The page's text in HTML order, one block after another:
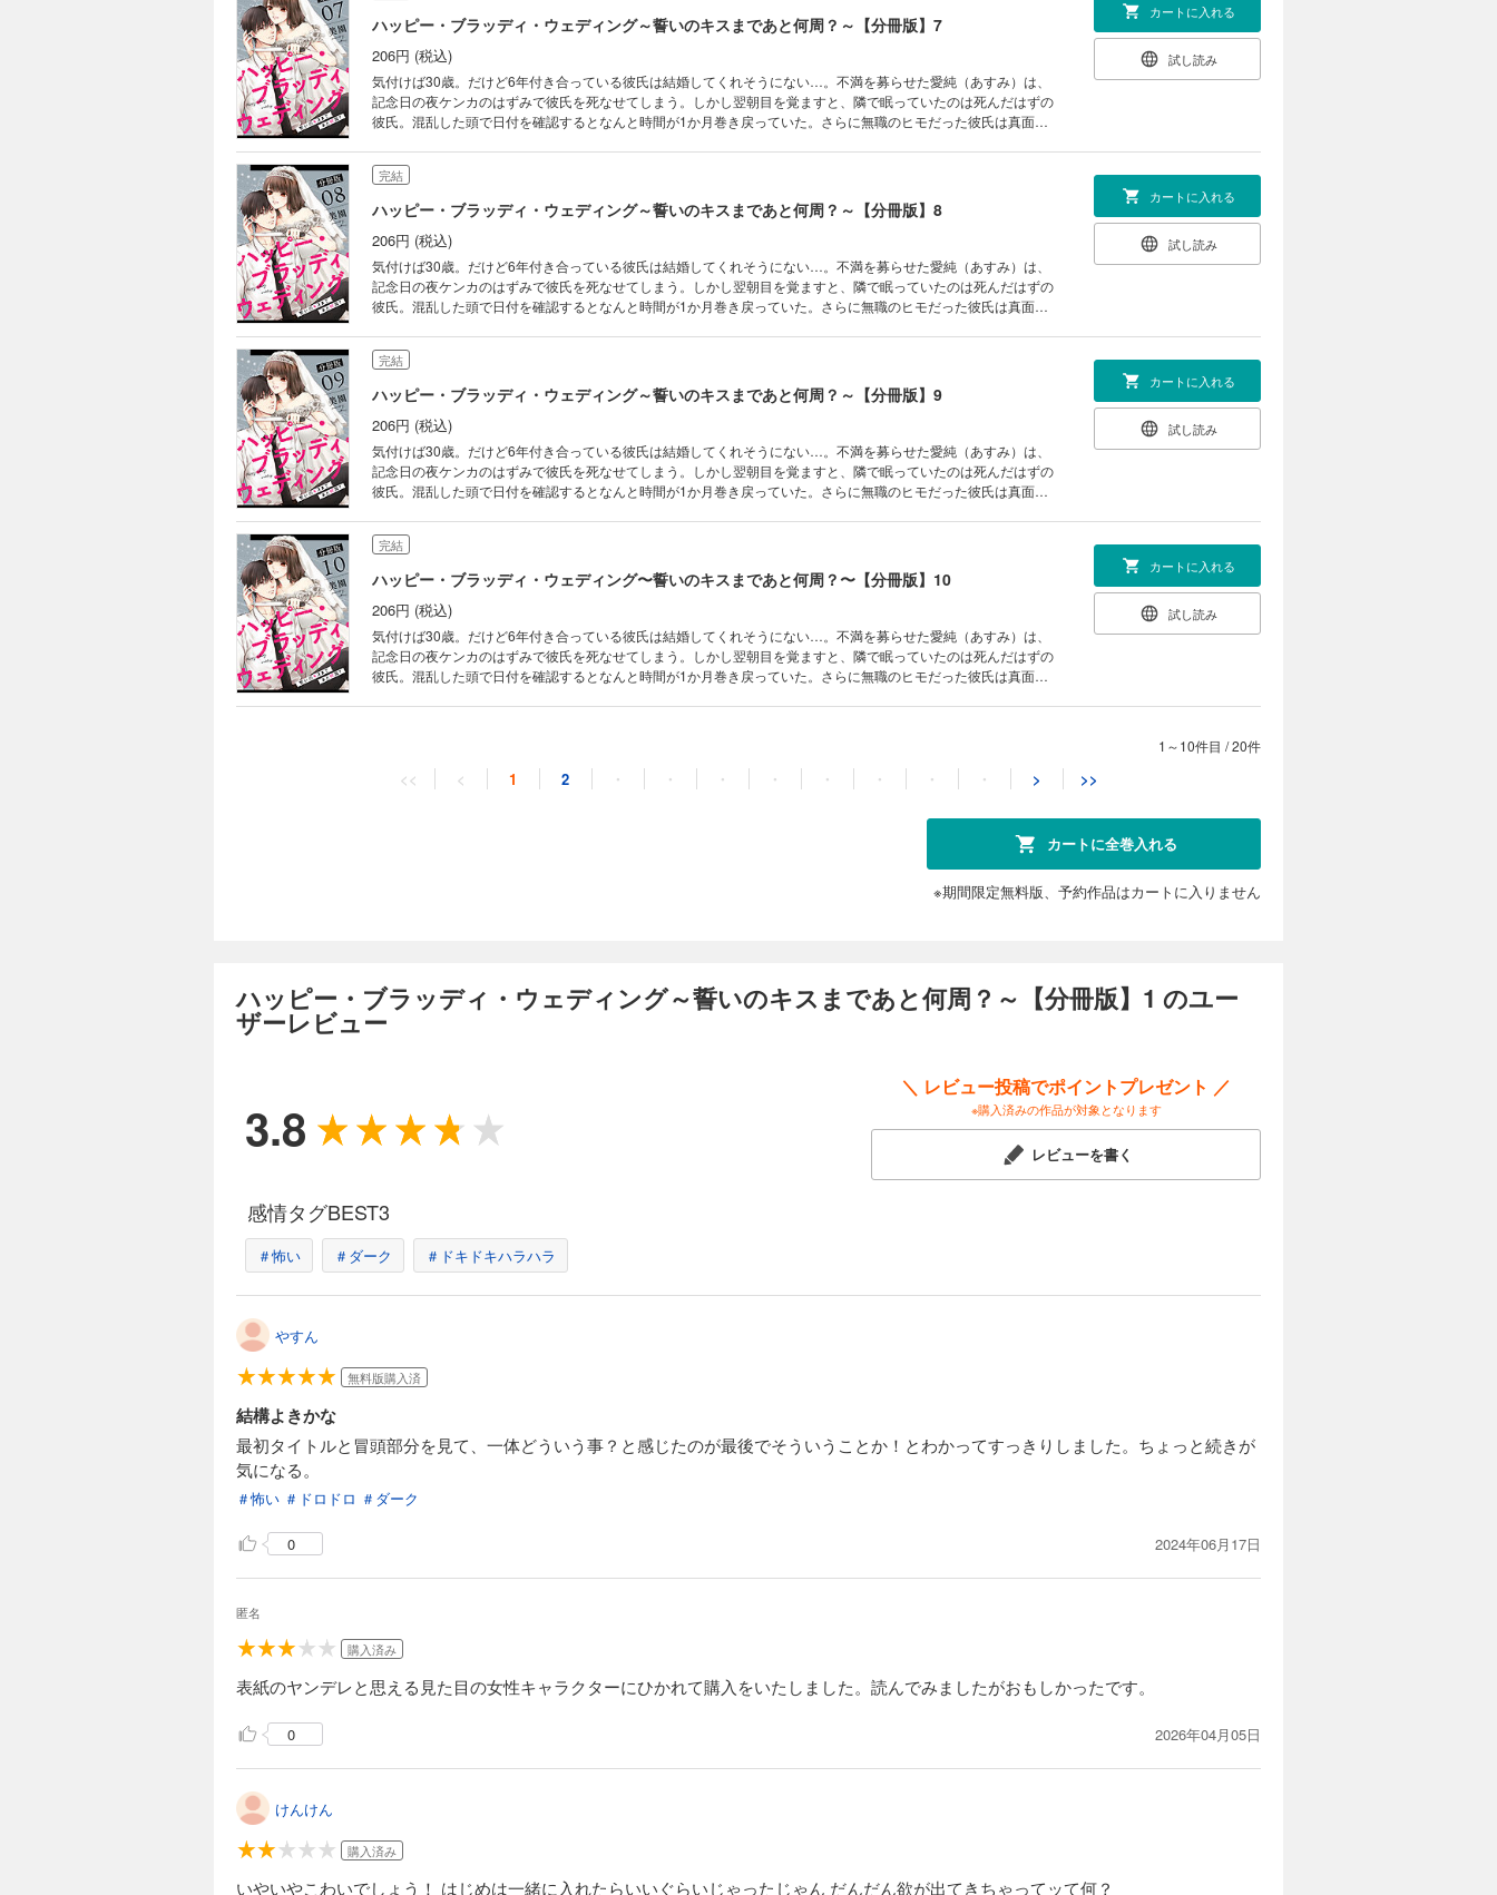
ハッピー・ブラッディ・ウェディング～誓いのキスまであと何周？～【分冊版】7
206円 (税込)
気付けば30歳。だけど6年付き合っている彼氏は結婚してくれそうにない…。不満を募らせた愛純（あすみ）は、
記念日の夜ケンカのはずみで彼氏を死なせてしまう。しかし翌朝目を覚ますと、隣で眠っていたのは死んだはずの
彼氏。混乱した頭で日付を確認するとなんと時間が1か月巻き戻っていた。さらに無職のヒモだった彼氏は真面目
ス？それとも―――。
カートに入れる
試し読み
完結
ハッピー・ブラッディ・ウェディング～誓いのキスまであと何周？～【分冊版】8
206円 (税込)
気付けば30歳。だけど6年付き合っている彼氏は結婚してくれそうにない…。不満を募らせた愛純（あすみ）は、
記念日の夜ケンカのはずみで彼氏を死なせてしまう。しかし翌朝目を覚ますと、隣で眠っていたのは死んだはずの
彼氏。混乱した頭で日付を確認するとなんと時間が1か月巻き戻っていた。さらに無職のヒモだった彼氏は真面目
ス？それとも―――。
カートに入れる
試し読み
完結
ハッピー・ブラッディ・ウェディング～誓いのキスまであと何周？～【分冊版】9
206円 (税込)
気付けば30歳。だけど6年付き合っている彼氏は結婚してくれそうにない…。不満を募らせた愛純（あすみ）は、
記念日の夜ケンカのはずみで彼氏を死なせてしまう。しかし翌朝目を覚ますと、隣で眠っていたのは死んだはずの
彼氏。混乱した頭で日付を確認するとなんと時間が1か月巻き戻っていた。さらに無職のヒモだった彼氏は真面目
ス？それとも―――。
カートに入れる
試し読み
完結
ハッピー・ブラッディ・ウェディング〜誓いのキスまであと何周？〜【分冊版】10
206円 (税込)
気付けば30歳。だけど6年付き合っている彼氏は結婚してくれそうにない…。不満を募らせた愛純（あすみ）は、
記念日の夜ケンカのはずみで彼氏を死なせてしまう。しかし翌朝目を覚ますと、隣で眠っていたのは死んだはずの
彼氏。混乱した頭で日付を確認するとなんと時間が1か月巻き戻っていた。さらに無職のヒモだった彼氏は真面目
カートに入れる
試し読み
ハッピー・ブラッディ・ウェディング〜誓いのキスまであと何周？〜【分冊版】11
206円 (税込)
気付けば30歳。だけど6年付き合っている彼氏は結婚してくれそうにない…。不満を募らせた愛純（あすみ）は、
記念日の夜ケンカのはずみで彼氏を死なせてしまう。しかし翌朝目を覚ますと、隣で眠っていたのは死んだはずの
彼氏。混乱した頭で日付を確認するとなんと時間が1か月巻き戻っていた。さらに無職のヒモだった彼氏は真面目
カートに入れる
気付けば30歳。だけど6年付き合っている彼氏は結婚してくれそうにない…。不満を募らせた愛純（あすみ）は、
記念日の夜ケンカのはずみで彼氏を死なせてしまう。しかし翌朝目を覚ますと、隣で眠っていたのは死んだはずの
ハッピー・ブラッディ・ウェディング〜誓いのキスまであと何周？〜【分冊版】13
記念日の夜ケンカのはずみで彼氏を死なせてしまう。しかし翌朝目を覚ますと、隣で眠っていたのは死んだはずの
なサラリーマンになっていて…！？彼氏の死をきっかけに始まった“タイムループ”。これは神様がくれたチャン
ス？それとも―――。
カートに入れる
気付けば30歳。だけど6年付き合っている彼氏は結婚してくれそうにない…。不満を募らせた愛純（あすみ）は、
なサラリーマンになっていて…！？彼氏の死をきっかけに始まった“タイムループ”。これは神様がくれたチャン
ス？それとも―――。
ハッピー・ブラッディ・ウェディング〜誓いのキスまであと何周？〜【分冊版】15
記念日の夜ケンカのはずみで彼氏を死なせてしまう。しかし翌朝目を覚ますと、隣で眠っていたのは死んだはずの
ス？それとも―――。
試し読み
完結
ハッピー・ブラッディ・ウェディング～誓いのキスまであと何周？～【分冊版】16
記念日の夜ケンカのはずみで彼氏を死なせてしまう。しかし翌朝目を覚ますと、隣で眠っていたのは死んだはずの
完結
1～10件目 /20件
<< < 1 2 ・ ・ ・ ・ ・ ・ ・ ・ > >>
カートに全巻入れる
※期間限定無料版、予約作品はカートに入りません
ハッピー・ブラッディ・ウェディング～誓いのキスまであと何周？～【分冊版】1 のユー
ザーレビュー
3.8
＼ レビュー投稿でポイントプレゼント ／
※購入済みの作品が対象となります
レビューを書く
感情タグBEST3
＃怖い ＃ダーク ＃ドキドキハラハラ
やすん
無料版購入済
結構よきかな
最初タイトルと冒頭部分を見て、一体どういう事？と感じたのが最後でそういうことか！とわかってすっきりしました。ちょっと続きが
気になる。
＃怖い ＃ドロドロ ＃ダーク
0 2024年06月17日
匿名
購入済み
表紙のヤンデレと思える見た目の女性キャラクターにひかれて購入をいたしました。読んでみましたがおもしかったです。
0 2026年04月05日
けんけん
購入済み
いやいやこわいでしょう！ はじめは一緒に入れたらいいぐらいじゃったじゃん だんだん欲が出てきちゃってッて何？